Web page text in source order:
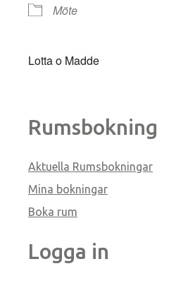
Möte
Lotta o Madde
Rumsbokning
Aktuella Rumsbokningar
Mina bokningar
Boka rum
Logga in